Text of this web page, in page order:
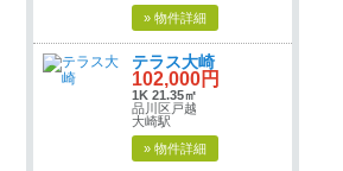
» 物件詳細
テラス大崎
102,000円
1K 21.35㎡
品川区戸越
大崎駅
» 物件詳細